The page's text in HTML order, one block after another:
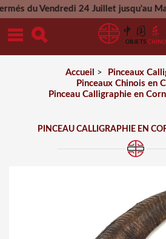
du Vendredi 24 Juillet jusqu'au
Mercredi
Accueil > Pinceaux
Pinceaux Chinois en
Pinceau Calligraphie en
PINCEAU CALLIGRAPHIE EN